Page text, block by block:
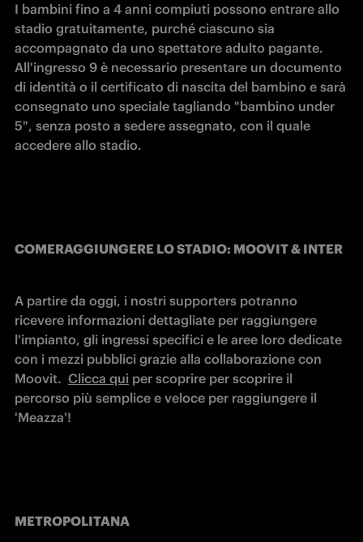
I bambini fino a 4 anni compiuti possono entrare allo
stadio gratuitamente, purché ciascuno sia
accompagnato da uno spettatore adulto pagante.
All'ingresso 9 è necessario presentare un documento
di identità o il certificato di nascita del bambino e sarà
consegnato uno speciale tagliando "bambino under
5", senza posto a sedere assegnato, con il quale
accedere allo stadio.
COMERAGGIUNGERE LO STADIO: MOOVIT & INTER
A partire da oggi, i nostri supporters potranno
ricevere informazioni dettagliate per raggiungere
l'impianto, gli ingressi specifici e le aree loro dedicate
con i mezzi pubblici grazie alla collaborazione con
Moovit. Clicca qui per scoprire per scoprire il
percorso più semplice e veloce per raggiungere il
'Meazza'!
METROPOLITANA